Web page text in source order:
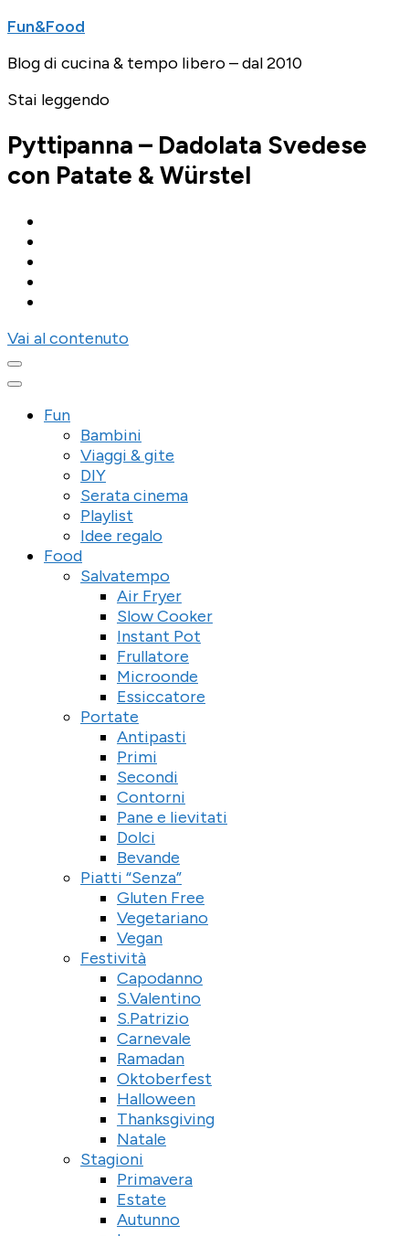
Fun&Food
Blog di cucina & tempo libero – dal 2010
Stai leggendo
Pyttipanna – Dadolata Svedese
con Patate & Würstel
Vai al contenuto
Fun
Bambini
Viaggi & gite
DIY
Serata cinema
Playlist
Idee regalo
Food
Salvatempo
Air Fryer
Slow Cooker
Instant Pot
Frullatore
Microonde
Essiccatore
Portate
Antipasti
Primi
Secondi
Contorni
Pane e lievitati
Dolci
Bevande
Piatti “Senza”
Gluten Free
Vegetariano
Vegan
Festività
Capodanno
S.Valentino
S.Patrizio
Carnevale
Ramadan
Oktoberfest
Halloween
Thanksgiving
Natale
Stagioni
Primavera
Estate
Autunno